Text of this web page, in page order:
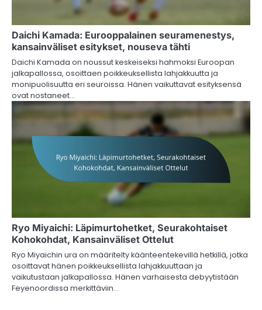
Daichi Kamada: Eurooppalainen seuramenestys,
kansainväliset esitykset, nouseva tähti
Daichi Kamada on noussut keskeiseksi hahmoksi Euroopan
jalkapallossa, osoittaen poikkeuksellista lahjakkuutta ja
monipuolisuutta eri seuroissa. Hänen vaikuttavat esityksensä
ovat nostaneet…
Ryo Miyaichi: Läpimurtohetket, Seurakohtaiset
Kohokohdat, Kansainväliset Ottelut
Ryo Miyaichin ura on määritelty käänteentekevillä hetkillä, jotka
osoittavat hänen poikkeuksellista lahjakkuuttaan ja
vaikutustaan jalkapallossa. Hänen varhaisesta debyytistään
Feyenoordissa merkittäviin…